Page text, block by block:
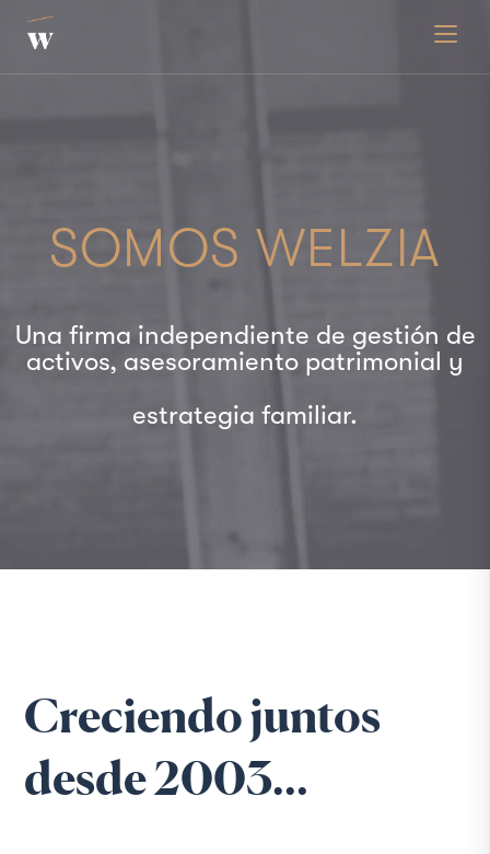
SOMOS WELZIA
Una firma independiente de gestión de
activos, asesoramiento patrimonial y
estrategia familiar.
Creciendo juntos
desde 2003…